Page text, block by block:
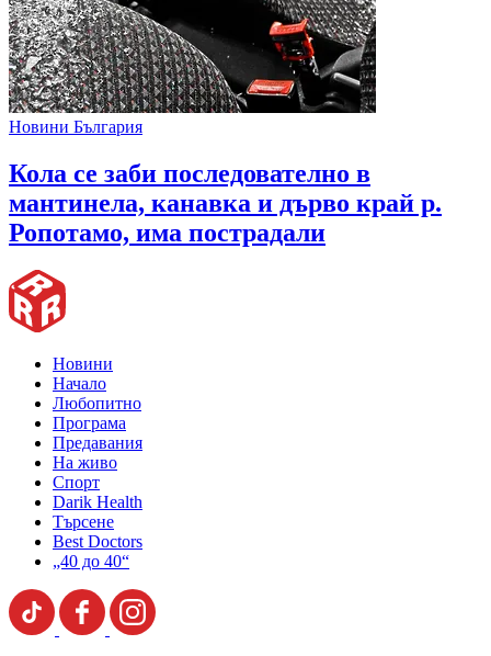
Новини България
Кола се заби последователно в
мантинела, канавка и дърво край р.
Ропотамо, има пострадали
Новини
Начало
Любопитно
Програма
Предавания
На живо
Спорт
Darik Health
Търсене
Best Doctors
„40 до 40“